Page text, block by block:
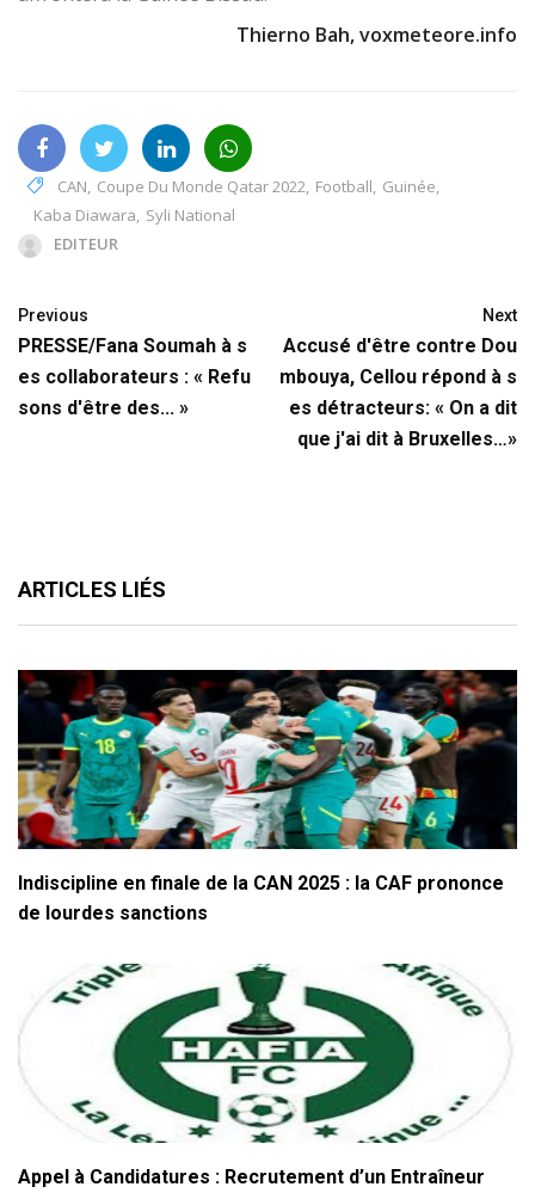
Thierno Bah, voxmeteore.info
CAN, Coupe Du Monde Qatar 2022, Football, Guinée,
Kaba Diawara, Syli National
EDITEUR
Previous
PRESSE/Fana Soumah à s
es collaborateurs : « Refu
sons d'être des... »
Next
Accusé d'être contre Dou
mbouya, Cellou répond à s
es détracteurs: « On a dit
que j'ai dit à Bruxelles…»
ARTICLES LIÉS
Indiscipline en finale de la CAN 2025 : la CAF prononce
de lourdes sanctions
Appel à Candidatures : Recrutement d’un Entraîneur